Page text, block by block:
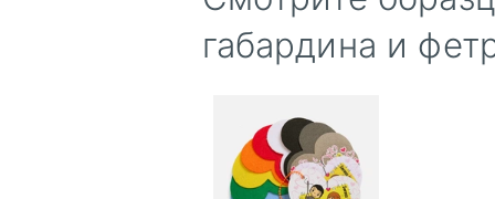
габардина и